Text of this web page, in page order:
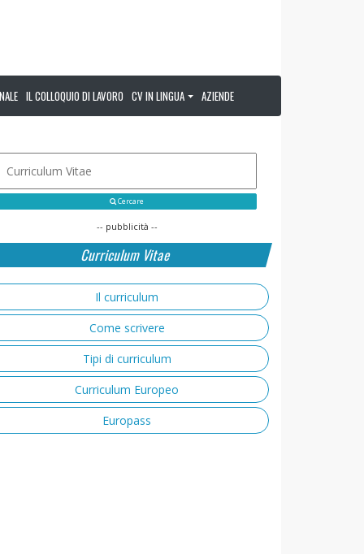
IL COLLOQUIO DI LAVORO CV IN LINGUA AZIENDE
Cercare
-- pubblicità --
Curriculum Vitae
Il curriculum
Come scrivere
Tipi di curriculum
Curriculum Europeo
Europass